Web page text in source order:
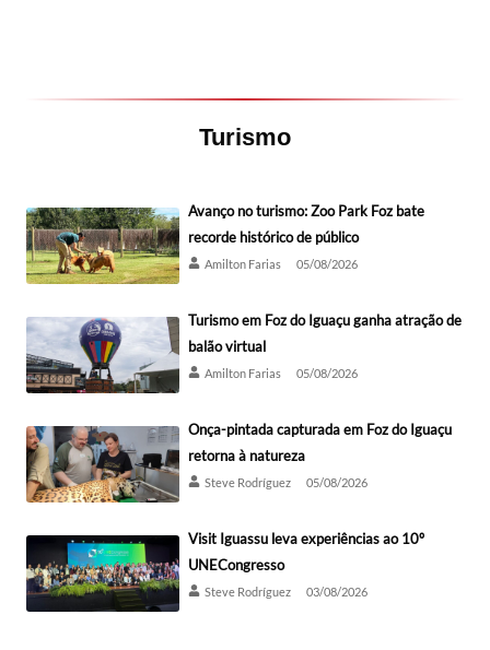
Turismo
Avanço no turismo: Zoo Park Foz bate
recorde histórico de público
Amilton Farias 05/08/2026
Turismo em Foz do Iguaçu ganha atração de
balão virtual
Amilton Farias 05/08/2026
Onça-pintada capturada em Foz do Iguaçu
retorna à natureza
Steve Rodríguez 05/08/2026
Visit Iguassu leva experiências ao 10º
UNECongresso
Steve Rodríguez 03/08/2026